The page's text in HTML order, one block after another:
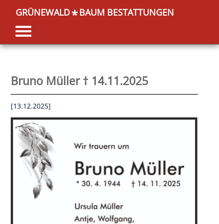
GRÜNEWALD*BAUM BESTATTUNGEN
Bruno Müller † 14.11.2025
[13.12.2025]